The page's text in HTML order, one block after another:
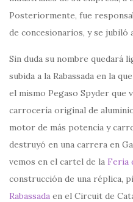
Posteriormente, fue
de concesionarios, y se jubiló
Sin duda su nombre quedará
subida a la Rabassada en la
el mismo Pegaso Spyder que
carrocería original de
motor de más potencia y
destruyó en una carrera en
vemos en el cartel de la Feria
construcción de una réplica,
Rabassada en el Circuit de